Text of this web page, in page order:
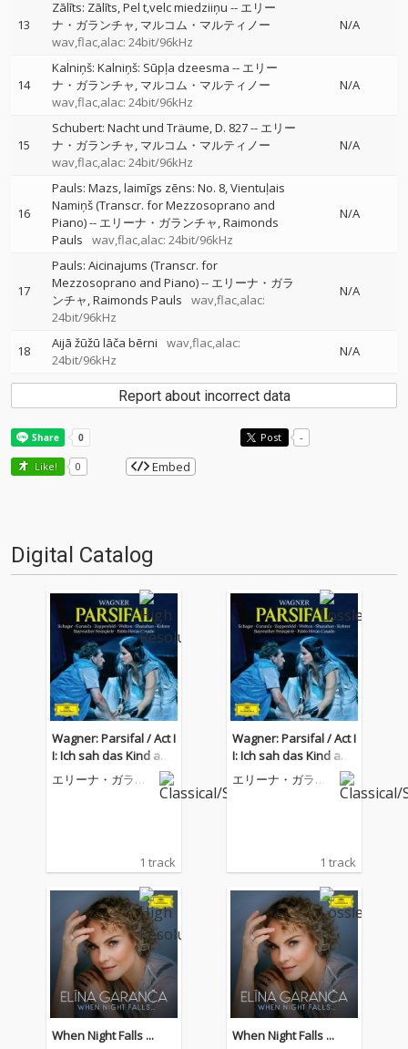
13
Zālīts: Zālīts, Pel t,velc miedziiņu -- エリー
ナ・ガランチャ マルコム・マルティノー
wav,flac,alac: 24bit/96kHz
N/A
14
Kalniņš: Kalniņš: Sūpļa dzeesma -- エリー
ナ・ガランチャ マルコム・マルティノー
wav,flac,alac: 24bit/96kHz
N/A
15
Schubert: Nacht und Träume, D. 827-- エリー
ナ・ガランチャ マルコム・マルティノー
wav,flac,alac: 24bit/96kHz
N/A
16
Pauls: Mazs, laimīgs zēns: No. 8, Vientuļais
Namiņš (Transcr. for Mezzosoprano and
Piano)-- エリーナ・ガランチャ Raimonds
Pauls
wav,flac,alac: 24bit/96kHz
N/A
17
Pauls: Aicinajums (Transcr. for
Mezzosoprano and Piano)-- エリーナ・ガラ
ンチャ Raimonds Pauls
wav,flac,alac:
24bit/96kHz
N/A
18 Aijā žūžū lāča bērni
wav,flac,alac:
24bit/96kHz
N/A
Report about incorrect data
Post -
Like! 0 Embed
Digital Catalog
Wagner: Parsifal / Act I
I: Ich sah das Kind an
seiner Mutter Brust (Li
エリーナ・ガラン
1 track
Wagner: Parsifal / Act I
I: Ich sah das Kind an
seiner Mutter Brust (Li
ve)
エリーナ・ガラン
1 track
When Night Falls ... When Night Falls ...